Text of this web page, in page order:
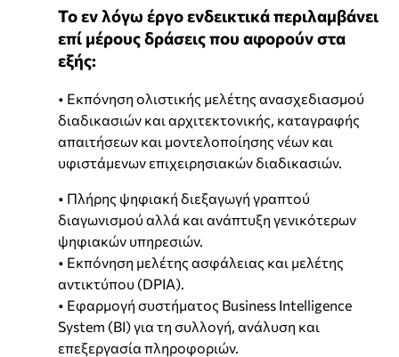
Το εν λόγω έργο ενδεικτικά περιλαμβάνει
επί μέρους δράσεις που αφορούν στα
εξής:
• Εκπόνηση ολιστικής μελέτης ανασχεδιασμού
διαδικασιών και αρχιτεκτονικής, καταγραφής
απαιτήσεων και μοντελοποίησης νέων και
υφιστάμενων επιχειρησιακών διαδικασιών.
• Πλήρης ψηφιακή διεξαγωγή γραπτού
διαγωνισμού αλλά και ανάπτυξη γενικότερων
ψηφιακών υπηρεσιών.
• Εκπόνηση μελέτης ασφάλειας και μελέτης
αντικτύπου (DPIA).
• Εφαρμογή συστήματος Business Intelligence
System (BI) για τη συλλογή, ανάλυση και
επεξεργασία πληροφοριών.